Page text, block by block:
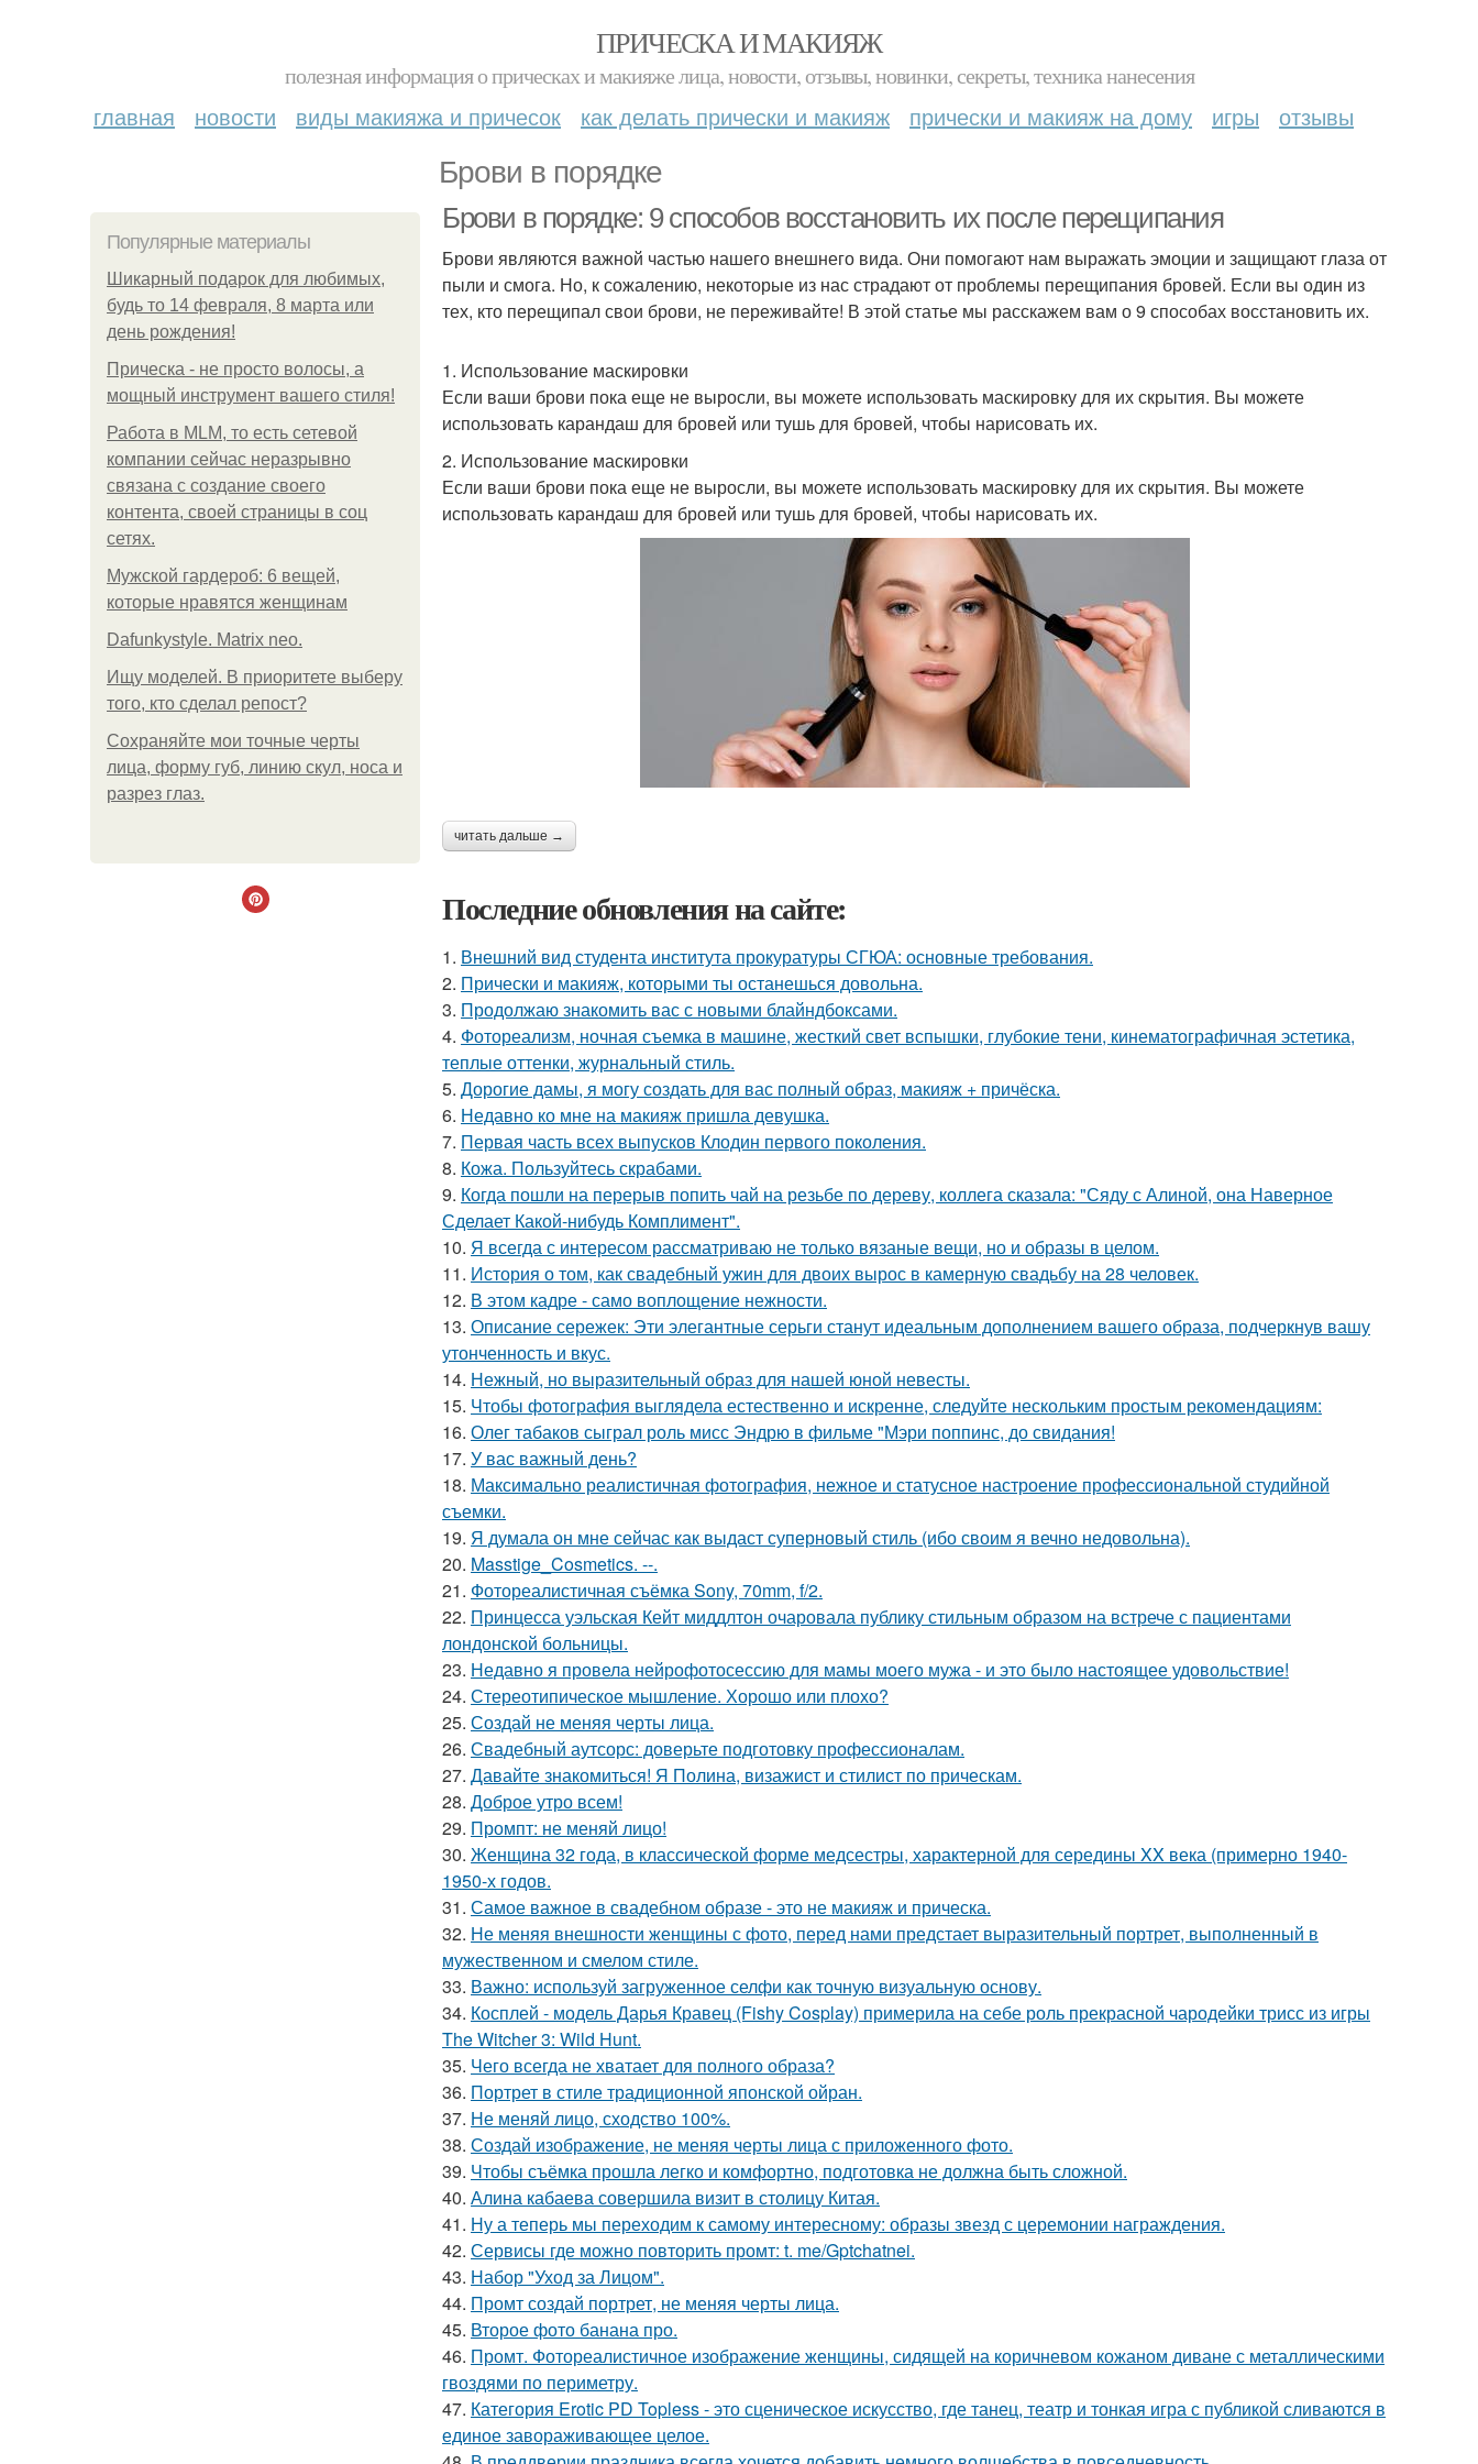
ПРИЧЕСКА И МАКИЯЖ
полезная информация о прическах и макияже лица, новости, отзывы, новинки, секреты, техника нанесения
главная новости виды макияжа и причесок как делать прически и макияж прически и макияж на дому игры отзывы
Брови в порядке
Популярные материалы
Шикарный подарок для любимых,
будь то 14 февраля, 8 марта или
день рождения!
Прическа - не просто волосы, а
мощный инструмент вашего стиля!
Работа в MLM, то есть сетевой
компании сейчас неразрывно
связана с создание своего
контента, своей страницы в соц
сетях.
Мужской гардероб: 6 вещей,
которые нравятся женщинам
Dafunkystyle. Matrix neo.
Ищу моделей. В приоритете выберу
того, кто сделал репост?
Сохраняйте мои точные черты
лица, форму губ, линию скул, носа и
разрез глаз.
Брови в порядке: 9 способов восстановить их после перещипания
Брови являются важной частью нашего внешнего вида. Они помогают нам выражать эмоции и защищают глаза от
пыли и смога. Но, к сожалению, некоторые из нас страдают от проблемы перещипания бровей. Если вы один из
тех, кто перещипал свои брови, не переживайте! В этой статье мы расскажем вам о 9 способах восстановить их.
1. Использование маскировки
Если ваши брови пока еще не выросли, вы можете использовать маскировку для их скрытия. Вы можете
использовать карандаш для бровей или тушь для бровей, чтобы нарисовать их.
2. Использование маскировки
Если ваши брови пока еще не выросли, вы можете использовать маскировку для их скрытия. Вы можете
использовать карандаш для бровей или тушь для бровей, чтобы нарисовать их.
читать дальше →
Последние обновления на сайте:
1. Внешний вид студента института прокуратуры СГЮА: основные требования.
2. Прически и макияж, которыми ты останешься довольна.
3. Продолжаю знакомить вас с новыми блайндбоксами.
4. Фотореализм, ночная съемка в машине, жесткий свет вспышки, глубокие тени, кинематографичная эстетика,
теплые оттенки, журнальный стиль.
5. Дорогие дамы, я могу создать для вас полный образ, макияж + причёска.
6. Недавно ко мне на макияж пришла девушка.
7. Первая часть всех выпусков Клодин первого поколения.
8. Кожа. Пользуйтесь скрабами.
9. Когда пошли на перерыв попить чай на резьбе по дереву, коллега сказала: "Сяду с Алиной, она Наверное
Сделает Какой-нибудь Комплимент".
10. Я всегда с интересом рассматриваю не только вязаные вещи, но и образы в целом.
11. История о том, как свадебный ужин для двоих вырос в камерную свадьбу на 28 человек.
12. В этом кадре - само воплощение нежности.
13. Описание сережек: Эти элегантные серьги станут идеальным дополнением вашего образа, подчеркнув вашу
утонченность и вкус.
14. Нежный, но выразительный образ для нашей юной невесты.
15. Чтобы фотография выглядела естественно и искренне, следуйте нескольким простым рекомендациям:
16. Олег табаков сыграл роль мисс Эндрю в фильме "Мэри поппинс, до свидания!
17. У вас важный день?
18. Максимально реалистичная фотография, нежное и статусное настроение профессиональной студийной
съемки.
19. Я думала он мне сейчас как выдаст суперновый стиль (ибо своим я вечно недовольна).
20. Masstige_Cosmetics. --.
21. Фотореалистичная съёмка Sony, 70mm, f/2.
22. Принцесса уэльская Кейт миддлтон очаровала публику стильным образом на встрече с пациентами
лондонской больницы.
23. Недавно я провела нейрофотосессию для мамы моего мужа - и это было настоящее удовольствие!
24. Стереотипическое мышление. Хорошо или плохо?
25. Создай не меняя черты лица.
26. Свадебный аутсорс: доверьте подготовку профессионалам.
27. Давайте знакомиться! Я Полина, визажист и стилист по прическам.
28. Доброе утро всем!
29. Промпт: не меняй лицо!
30. Женщина 32 года, в классической форме медсестры, характерной для середины XX века (примерно 1940-
1950-х годов.
31. Самое важное в свадебном образе - это не макияж и прическа.
32. Не меняя внешности женщины с фото, перед нами предстает выразительный портрет, выполненный в
мужественном и смелом стиле.
33. Важно: используй загруженное селфи как точную визуальную основу.
34. Косплей - модель Дарья Кравец (Fishy Cosplay) примерила на себе роль прекрасной чародейки трисс из игры
The Witcher 3: Wild Hunt.
35. Чего всегда не хватает для полного образа?
36. Портрет в стиле традиционной японской ойран.
37. Не меняй лицо, сходство 100%.
38. Создай изображение, не меняя черты лица с приложенного фото.
39. Чтобы съёмка прошла легко и комфортно, подготовка не должна быть сложной.
40. Алина кабаева совершила визит в столицу Китая.
41. Ну а теперь мы переходим к самому интересному: образы звезд с церемонии награждения.
42. Сервисы где можно повторить промт: t. me/Gptchatnei.
43. Набор "Уход за Лицом".
44. Промт создай портрет, не меняя черты лица.
45. Второе фото банана про.
46. Промт. Фотореалистичное изображение женщины, сидящей на коричневом кожаном диване с металлическими
гвоздями по периметру.
47. Категория Erotic PD Topless - это сценическое искусство, где танец, театр и тонкая игра с публикой сливаются в
единое завораживающее целое.